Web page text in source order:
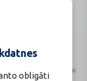
obligāti